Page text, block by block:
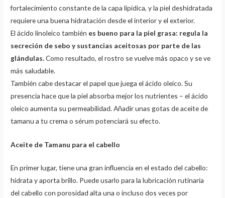
fortalecimiento constante de la capa lipídica, y la piel deshidratada
requiere una buena hidratación desde el interior y el exterior.
El ácido linoleico también es bueno para la piel grasa: regula la
secreción de sebo y sustancias aceitosas por parte de las
glándulas.Como resultado, el rostro se vuelve más opaco y se ve
más saludable.
También cabe destacar el papel que juega el ácido oleico. Su
presencia hace que la piel absorba mejor los nutrientes – el ácido
oleico aumenta su permeabilidad. Añadir unas gotas de aceite de
tamanu a tu crema o sérum potenciará su efecto.
Aceite de Tamanu para el cabello
En primer lugar, tiene una gran influencia en el estado del cabello:
hidrata y aporta brillo. Puede usarlo para la lubricación rutinaria
del cabello con porosidad alta una o incluso dos veces por